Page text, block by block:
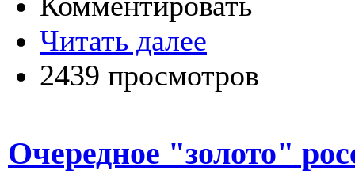
Читать далее
2439 просмотров
Очередное "золото"